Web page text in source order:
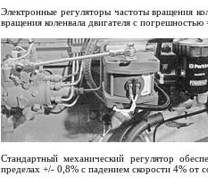
Электронные регуляторы частоты вращения
вращения коленвала двигателя с
Стандартный механический регулятор
пределах +/- 0,8% с падением скорости 4% от